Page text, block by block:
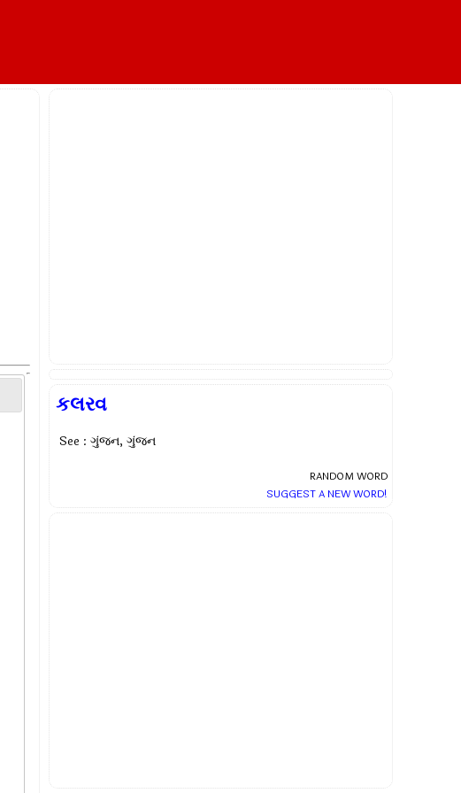
કલરવ
See : ગુંજન, ગુંજન
RANDOM WORD
SUGGEST A NEW WORD!